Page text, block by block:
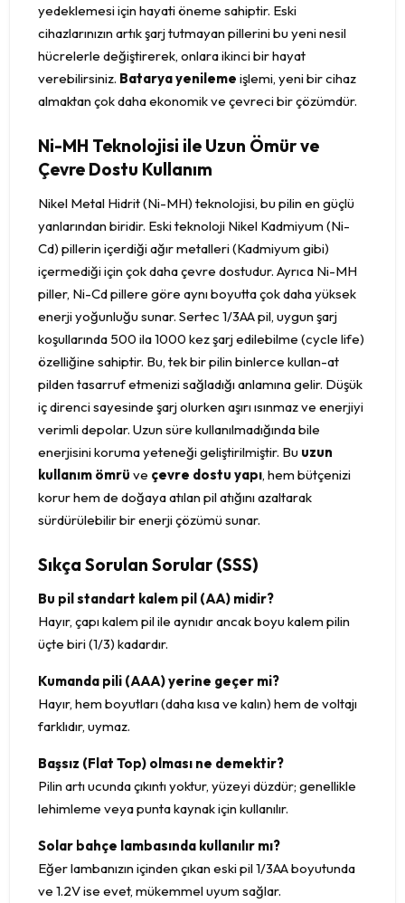
yedeklemesi için hayati öneme sahiptir. Eski
cihazlarınızın artık şarj tutmayan pillerini bu yeni nesil
hücrelerle değiştirerek, onlara ikinci bir hayat
verebilirsiniz. Batarya yenileme işlemi, yeni bir cihaz
almaktan çok daha ekonomik ve çevreci bir çözümdür.
Ni-MH Teknolojisi ile Uzun Ömür ve
Çevre Dostu Kullanım
Nikel Metal Hidrit (Ni-MH) teknolojisi, bu pilin en güçlü
yanlarından biridir. Eski teknoloji Nikel Kadmiyum (Ni-
Cd) pillerin içerdiği ağır metalleri (Kadmiyum gibi)
içermediği için çok daha çevre dostudur. Ayrıca Ni-MH
piller, Ni-Cd pillere göre aynı boyutta çok daha yüksek
enerji yoğunluğu sunar. Sertec 1/3AA pil, uygun şarj
koşullarında 500 ila 1000 kez şarj edilebilme (cycle life)
özelliğine sahiptir. Bu, tek bir pilin binlerce kullan-at
pilden tasarruf etmenizi sağladığı anlamına gelir. Düşük
iç direnci sayesinde şarj olurken aşırı ısınmaz ve enerjiyi
verimli depolar. Uzun süre kullanılmadığında bile
enerjisini koruma yeteneği geliştirilmiştir. Bu uzun
kullanım ömrü ve çevre dostu yapı, hem bütçenizi
korur hem de doğaya atılan pil atığını azaltarak
sürdürülebilir bir enerji çözümü sunar.
Sıkça Sorulan Sorular (SSS)
Bu pil standart kalem pil (AA) midir?
Hayır, çapı kalem pil ile aynıdır ancak boyu kalem pilin
üçte biri (1/3) kadardır.
Kumanda pili (AAA) yerine geçer mi?
Hayır, hem boyutları (daha kısa ve kalın) hem de voltajı
farklıdır, uymaz.
Başsız (Flat Top) olması ne demektir?
Pilin artı ucunda çıkıntı yoktur, yüzeyi düzdür; genellikle
lehimleme veya punta kaynak için kullanılır.
Solar bahçe lambasında kullanılır mı?
Eğer lambanızın içinden çıkan eski pil 1/3AA boyutunda
ve 1.2V ise evet, mükemmel uyum sağlar.